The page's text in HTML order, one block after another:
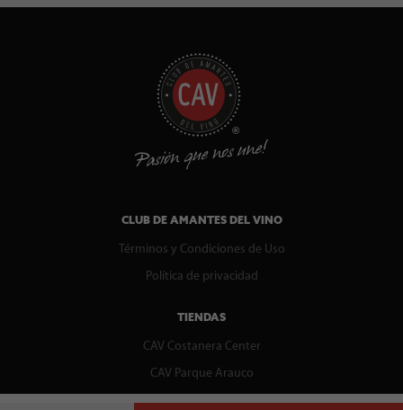
CLUB DE AMANTES DEL VINO
Términos y Condiciones de Uso
Política de privacidad
TIENDAS
CAV Costanera Center
CAV Parque Arauco